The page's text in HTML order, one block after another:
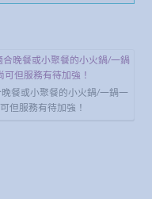
餐或小聚餐的小火鍋/一鍋一
但服務有待加強！